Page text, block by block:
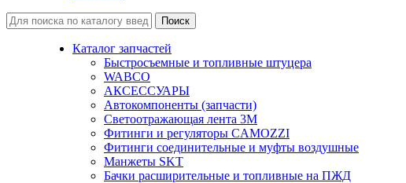
Каталог запчастей
Быстросъемные и топливные штуцера
WABCO
АКСЕССУАРЫ
Автокомпоненты (запчасти)
Светоотражающая лента 3М
Фитинги и регуляторы CAMOZZI
Фитинги соединительные и муфты воздушные
Манжеты SKT
Бачки расширительные и топливные на ПЖД